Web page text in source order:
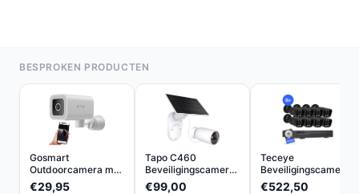
BESPROKEN PRODUCTEN
Gosmart
Outdoorcamera met
Nachtzicht e...
€29,95
Tapo C460
Beveiligingscamera
Buiten me...
€99,00
Teceye
Beveiligingscamera
Set met 8x P...
€522,50